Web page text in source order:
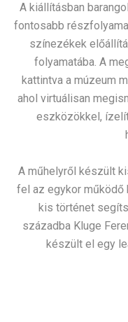
A kiállításban
fontosabb
színezékek
folyamatába. A
kattintva a múzeum
ahol virtuálisan
eszközökkel,
A műhelyről készült
fel az egykor működő
kis történet
századba Kluge
készült el egy